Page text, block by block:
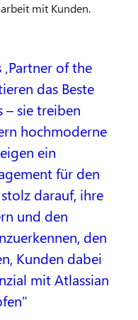
mit Kunden.
of the
das Beste
– sie treiben
hochmoderne
ein
für den
darauf, ihre
und den
den
Kunden dabei
mit Atlassian